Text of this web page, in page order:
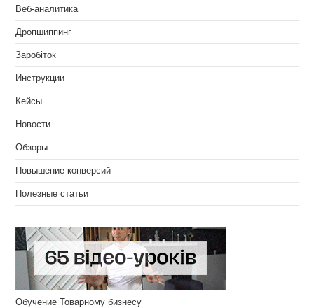
Веб-аналитика
Дропшиппинг
Заробіток
Инструкции
Кейсы
Новости
Обзоры
Повышение конверсий
Полезные статьи
Обучение Товарному бизнесу